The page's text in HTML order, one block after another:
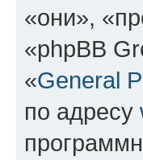
«они»,
«phpBB
«General
по адресу